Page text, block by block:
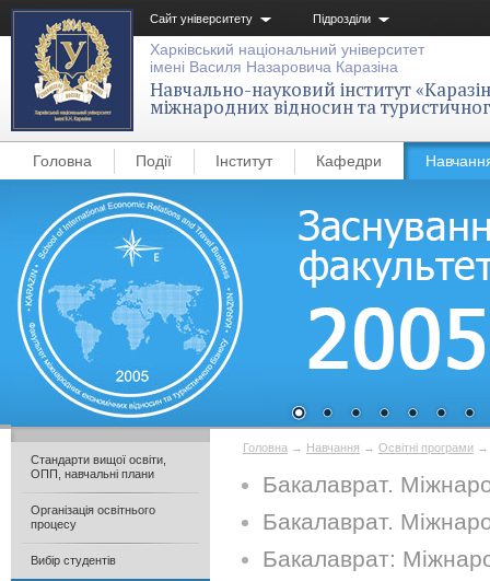
Сайт університету Підрозділи
Харківський національний університет
імені Василя Назаровича Каразіна
Навчально-науковий інститут
міжнародних відносин та
Головна Події Інститут Кафедри
Головна → Навчання → Освітні програми
Бакалаврат.
Бакалаврат.
Бакалаврат:
Стандарти вищої освіти,
ОПП, навчальні плани
Організація освітнього
процесу
Вибір студентів